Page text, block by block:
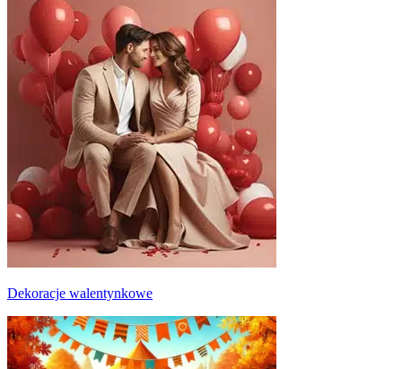
Dekoracje walentynkowe